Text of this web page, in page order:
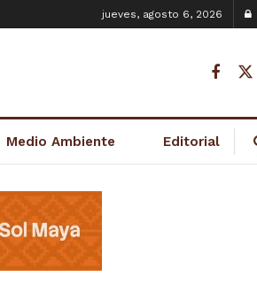
jueves, agosto 6, 2026
Medio Ambiente Editorial